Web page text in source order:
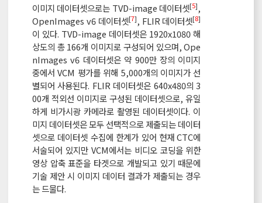
이미지 데이터셋으로는 TVD-image 데이터셋[5],
OpenImages v6 데이터셋[7], FLIR 데이터셋[8]
이 있다. TVD-image 데이터셋은 1920x1080 해
상도의 총 166개 이미지로 구성되어 있으며, Ope
nImages v6 데이터셋은 약 900만 장의 이미지
중에서 VCM 평가를 위해 5,000개의 이미지가 선
별되어 사용된다. FLIR 데이터셋은 640x480의 3
00개 적외선 이미지로 구성된 데이터셋으로, 유일
하게 비가시광 카메라로 촬영된 데이터셋이다. 이
미지 데이터셋은 모두 선택적으로 제출되는 데이터
셋으로 데이터셋 수집에 한계가 있어 현재 CTC에
서술되어 있지만 VCM에서는 비디오 코딩을 위한
영상 압축 표준을 타겟으로 개발되고 있기 때문에
기술 제안 시 이미지 데이터 결과가 제출되는 경우
는 드물다.